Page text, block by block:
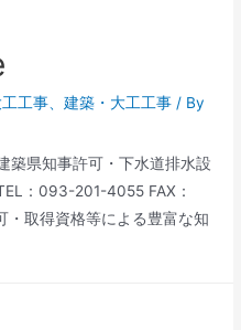
工事、建築・大工工事 / By
築県知事許可・下水道排水設
：093-201-4055 FAX：
取得資格等による豊富な知